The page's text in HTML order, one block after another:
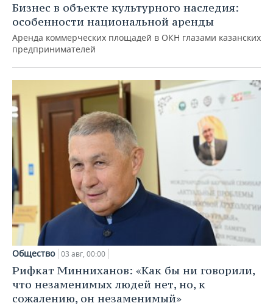
Бизнес в объекте культурного наследия:
особенности национальной аренды
Аренда коммерческих площадей в ОКН глазами казанских
предпринимателей
Общество 03 авг, 00:00
Рифкат Минниханов: «Как бы ни говорили,
что незаменимых людей нет, но, к
сожалению, он незаменимый»